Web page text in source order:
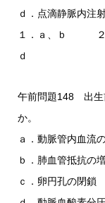
ｄ．点滴静脈内注
１．ａ、ｂ
ｄ
午前問題148 出生
か。
ａ．動脈管内血流
ｂ．肺血管抵抗の
ｃ．卵円孔の閉鎖